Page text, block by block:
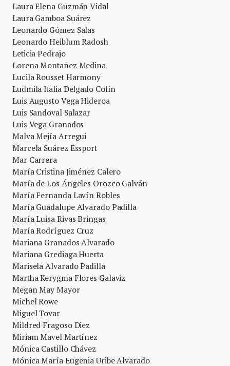
Laura Elena Guzmán Vidal
Laura Gamboa Suárez
Leonardo Gómez Salas
Leonardo Heiblum Radosh
Leticia Pedrajo
Lorena Montañez Medina
Lucila Rousset Harmony
Ludmila Italia Delgado Colín
Luis Augusto Vega Hideroa
Luis Sandoval Salazar
Luis Vega Granados
Malva Mejía Arregui
Marcela Suárez Essport
Mar Carrera
María Cristina Jiménez Calero
María de Los Ángeles Orozco Galván
María Fernanda Lavín Robles
María Guadalupe Alvarado Padilla
María Luisa Rivas Bringas
María Rodríguez Cruz
Mariana Granados Alvarado
Mariana Grediaga Huerta
Marisela Alvarado Padilla
Martha Kerygma Flores Galaviz
Megan May Mayor
Michel Rowe
Miguel Tovar
Mildred Fragoso Diez
Miriam Mavel Martínez
Mónica Castillo Chávez
Mónica María Eugenia Uribe Alvarado